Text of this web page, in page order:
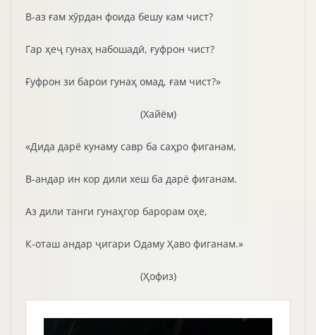
В-аз ғам хӯрдан фоида бешу кам чист?
Гар ҳеҷ гунаҳ набошадӣ, ғуфрон чист?
Ғуфрон зи барои гунаҳ омад, ғам чист?»
(Хайём)
«Дида дарё кунаму савр ба саҳро фиганам,
В-андар ин кор дили хеш ба дарё фиганам.
Аз дили танги гунаҳгор барорам оҳе,
К-оташ андар ҷигари Одаму Ҳаво фиганам.»
(Ҳофиз)